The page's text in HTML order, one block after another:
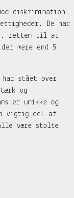
diskrimination
De har
retten til at
mere end 5
stået over
og
er unikke og
vigtig del af
være stolte